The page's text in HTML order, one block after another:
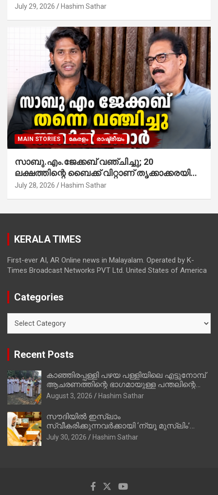
July 29, 2026 Hashim Sathar
MAIN STORIES കേരളം രാഷ്ട്രീയം
സാബു.എം.ജേക്കബ് വഞ്ചിച്ചു; 20
ലക്ഷത്തിന്റെ ബൈക്ക് വിറ്റാണ് തൃക്കാക്കരയില്‍
മത്സരിച്ചത്! പ്രചാരണത്തിന് രണ്ടേ രണ്ടുപേര്‍
അഖില്‍ മാരാര്‍ ട്വന്റി 20 വിട്ടു
July 28, 2026 Hashim Sathar
KERALA TIMES
First-ever AI, AR Online news in Malayalam. Operated by K-
Times Broadcast Networks PVT Ltd. United States of America
Categories
Recent Posts
കാഞ്ഞിരപ്പള്ളി പഴയ പള്ളിയിലെ എട്ടുനോമ്പ്
ആചരണത്തിന്റെ ഭാഗമായുള്ള പന്തലിന്റെ
കാൽനാട്ട് കർമ്മം ആർച്ച് പ്രീസ്റ്റ് വെരി.
റവ.ഫാ. കുര്യൻ താമരശ്ശേരി നിർവഹിക്കുന്നു.
August 3, 2026 Hashim Sathar
സൗദിയില്‍ ഇസ്‌ലാം
സ്വീകരിക്കുന്നവര്‍ക്കായി ‘ന്യൂ മുസ്ലിം’
ഡിജിറ്റല്‍ കാര്‍ഡ് സേവനം ആരംഭിച്ചു
July 30, 2026 Hashim Sathar